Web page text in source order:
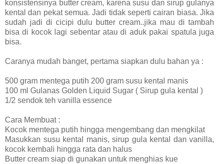
konsistensinya butter cream, karena susu dan sirup gulanya
kental dan pekat semua. Jadi tidak seperti cairan biasa. Jika
sudah jadi di cicipi dulu butter cream..jika mau di tambah
bisa di kocok lagi sebentar atau di aduk pakai spatula juga
bisa.
Caranya mudah banget, pertama siapkan dulu bahan ya :
500 gram mentega putih 200 gram susu kental manis
100 ml Gulanas Golden Liquid Sugar ( Sirup gula kental )
1/2 sendok teh vanilla essence
Cara Membuat :
Kocok mentega putih hingga mengembang dan mengkilat
Masukkan susu kental manis, sirup gula kental dan vanilla,
kocok kembali hingga rata dan halus
Butter cream siap di gunakan untuk menghias kue